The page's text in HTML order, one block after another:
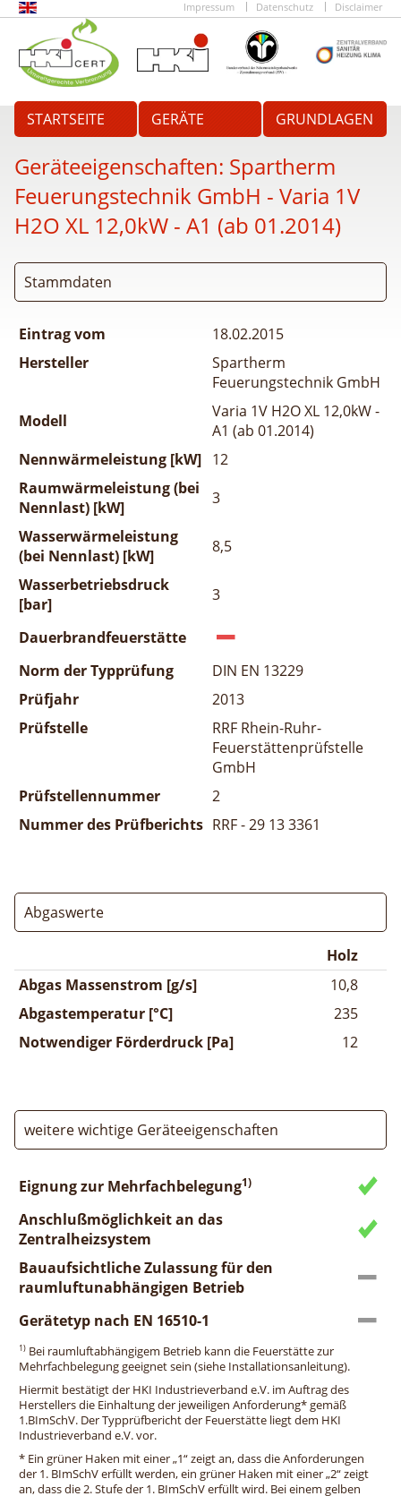
Impressum Datenschutz Disclaimer
STARTSEITE GERÄTE GRUNDLAGEN
Geräteeigenschaften: Spartherm
Feuerungstechnik GmbH - Varia 1V
H2O XL 12,0kW - A1 (ab 01.2014)
Stammdaten
Eintrag vom
18.02.2015
Hersteller
Spartherm
Feuerungstechnik GmbH
Modell
Varia 1V H2O XL 12,0kW -
A1 (ab 01.2014)
Nennwärmeleistung [kW] 12
Raumwärmeleistung (bei
Nennlast) [kW]
3
Wasserwärmeleistung
(bei Nennlast) [kW]
8,5
Wasserbetriebsdruck
[bar]
3
Dauerbrandfeuerstätte
Norm der Typprüfung
DIN EN 13229
Prüfjahr
2013
Prüfstelle
RRF Rhein-Ruhr-
Feuerstättenprüfstelle
GmbH
Prüfstellennummer
2
Nummer des Prüfberichts RRF - 29 13 3361
Abgaswerte
Holz
Abgas Massenstrom [g/s]
10,8
Abgastemperatur [°C]
235
Notwendiger Förderdruck [Pa]
12
weitere wichtige Geräteeigenschaften
Eignung zur Mehrfachbelegung1)
Anschlußmöglichkeit an das
Zentralheizsystem
Bauaufsichtliche Zulassung für den
raumluftunabhängigen Betrieb
Gerätetyp nach EN 16510-1
1) Bei raumluftabhängigem Betrieb kann die Feuerstätte zur
Mehrfachbelegung geeignet sein (siehe Installationsanleitung).
Hiermit bestätigt der HKI Industrieverband e.V. im Auftrag des
Herstellers die Einhaltung der jeweiligen Anforderung* gemäß
1.BImSchV. Der Typprüfbericht der Feuerstätte liegt dem HKI
Industrieverband e.V. vor.
* Ein grüner Haken mit einer „1“ zeigt an, dass die Anforderungen
der 1. BImSchV erfüllt werden, ein grüner Haken mit einer „2“ zeigt
an, dass die 2. Stufe der 1. BImSchV erfüllt wird. Bei einem gelben